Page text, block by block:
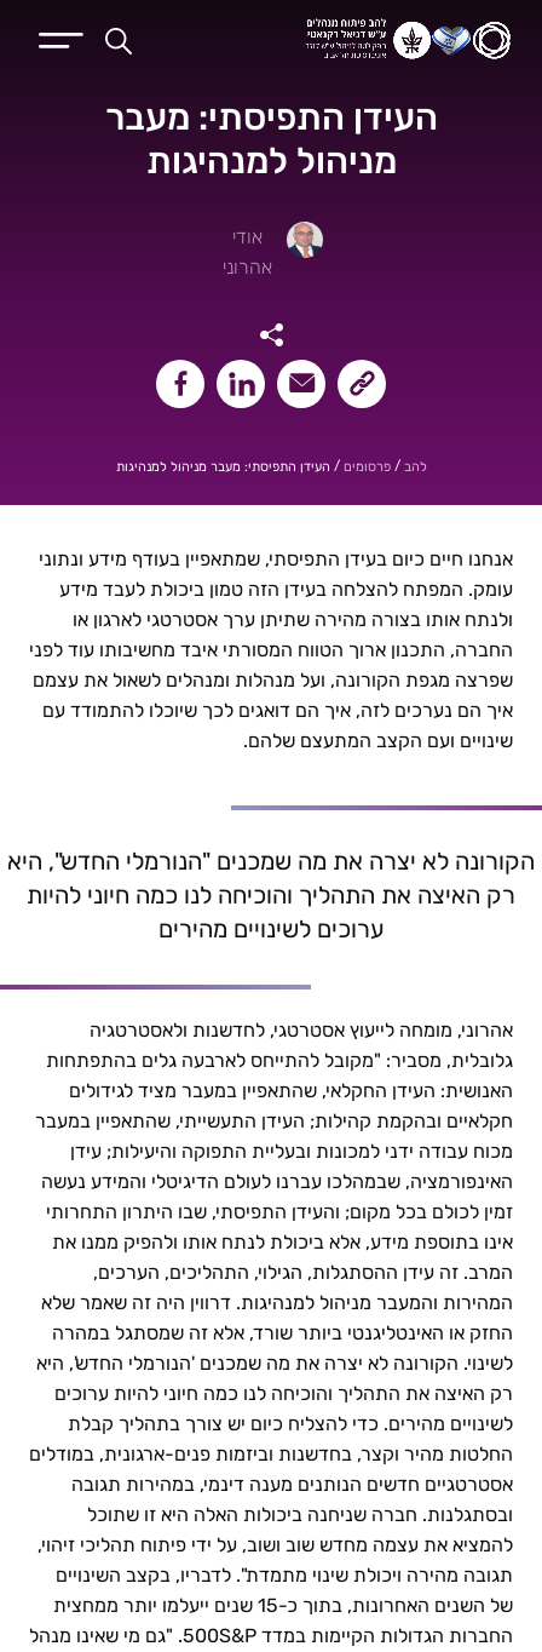
העידן התפיסתי: מעבר
מניהול למנהיגות
אודי
אהרוני
שיתוף קישור העמוד
שיתוף במיילשיתוף בלינקאדיןשיתוף בפייסבוק
להב /פרסומים / העידן התפיסתי: מעבר מניהול למנהיגות
העידן התפיסתי: מעבר מניהול למנהיגות | אודי אהרוני
אנחנו חיים כיום בעידן התפיסתי, שמתאפיין בעודף מידע ונתוני
עומק. המפתח להצלחה בעידן הזה טמון ביכולת לעבד מידע
ולנתח אותו בצורה מהירה שתיתן ערך אסטרטגי לארגון או
החברה, התכנון ארוך הטווח המסורתי איבד מחשיבותו עוד לפני
שפרצה מגפת הקורונה, ועל מנהלות ומנהלים לשאול את עצמם
איך הם נערכים לזה, איך הם דואגים לכך שיוכלו להתמודד עם
שינויים ועם הקצב המתעצם שלהם.
הקורונה לא יצרה את מה שמכנים "הנורמלי החדש", היא
רק האיצה את התהליך והוכיחה לנו כמה חיוני להיות
ערוכים לשינויים מהירים
אהרוני, מומחה לייעוץ אסטרטגי, לחדשנות ולאסטרטגיה
גלובלית, מסביר: "מקובל להתייחס לארבעה גלים בהתפתחות
האנושית: העידן החקלאי, שהתאפיין במעבר מציד לגידולים
חקלאיים ובהקמת קהילות; העידן התעשייתי, שהתאפיין במעבר
מכוח עבודה ידני למכונות ובעליית התפוקה והיעילות; עידן
האינפורמציה, שבמהלכו עברנו לעולם הדיגיטלי והמידע נעשה
זמין לכולם בכל מקום; והעידן התפיסתי, שבו היתרון התחרותי
אינו בתוספת מידע, אלא ביכולת לנתח אותו ולהפיק ממנו את
המרב. זה עידן ההסתגלות, הגילוי, התהליכים, הערכים,
המהירות והמעבר מניהול למנהיגות. דרווין היה זה שאמר שלא
החזק או האינטליגנטי ביותר שורד, אלא זה שמסתגל במהרה
לשינוי. הקורונה לא יצרה את מה שמכנים 'הנורמלי החדש', היא
רק האיצה את התהליך והוכיחה לנו כמה חיוני להיות ערוכים
לשינויים מהירים. כדי להצליח כיום יש צורך בתהליך קבלת
החלטות מהיר וקצר, בחדשנות וביזמות פנים-ארגונית, במודלים
אסטרטגיים חדשים הנותנים מענה דינמי, במהירות תגובה
ובסתגלנות. חברה שניחנה ביכולות האלה היא זו שתוכל
להמציא את עצמה מחדש שוב ושוב, על ידי פיתוח תהליכי זיהוי,
תגובה מהירה ויכולת שינוי מתמדת". לדבריו, בקצב השינויים
של השנים האחרונות, בתוך כ-15 שנים ייעלמו יותר ממחצית
החברות הגדולות הקיימות במדד 500S&P. "גם מי שאינו מנהל